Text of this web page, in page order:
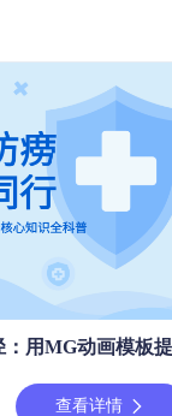
：用MG动画模板
查看详情